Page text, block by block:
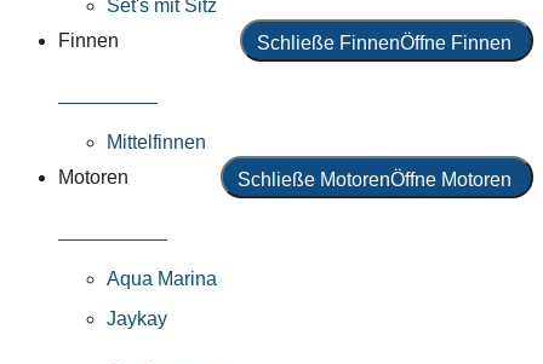
Set's mit Sitz
Finnen
Schließe FinnenÖffne Finnen
Mittelfinnen
Motoren
Schließe MotorenÖffne Motoren
Aqua Marina
Jaykay